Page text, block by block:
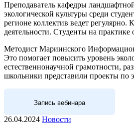
Преподаватель кафедры
экологической культуры среди
регионе коллектив ведет
деятельности. Студенты на
Методист Мариинского
Это помогает повысить уровень
естественнонаучной грамотности,
школьники представили проекты по
Запись вебинара
26.04.2024 Новости